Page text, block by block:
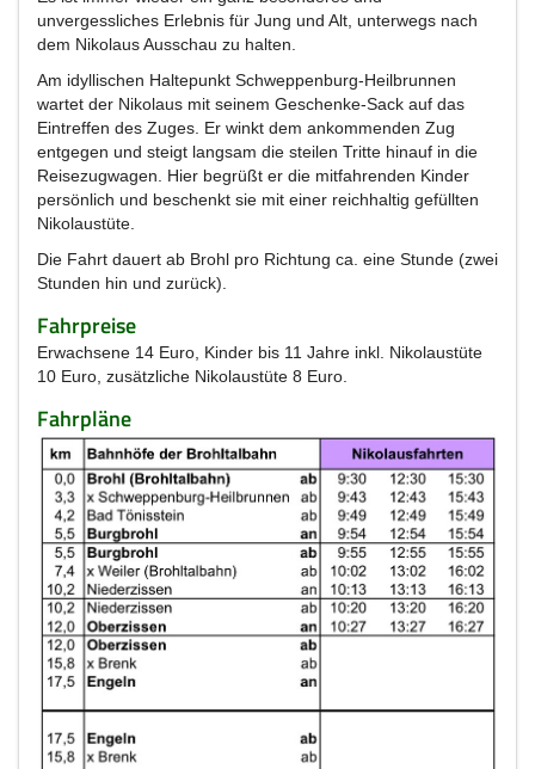
unvergessliches Erlebnis für Jung und Alt, unterwegs nach
dem Nikolaus Ausschau zu halten.
Am idyllischen Haltepunkt Schweppenburg-Heilbrunnen
wartet der Nikolaus mit seinem Geschenke-Sack auf das
Eintreffen des Zuges. Er winkt dem ankommenden Zug
entgegen und steigt langsam die steilen Tritte hinauf in die
Reisezugwagen. Hier begrüßt er die mitfahrenden Kinder
persönlich und beschenkt sie mit einer reichhaltig gefüllten
Nikolaustüte.
Die Fahrt dauert ab Brohl pro Richtung ca. eine Stunde (zwei
Stunden hin und zurück).
Fahrpreise
Erwachsene 14 Euro, Kinder bis 11 Jahre inkl. Nikolaustüte
10 Euro, zusätzliche Nikolaustüte 8 Euro.
Fahrpläne